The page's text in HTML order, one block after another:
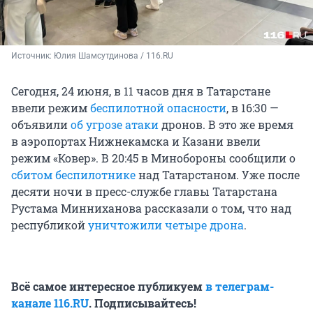
Источник: Юлия Шамсутдинова / 116.RU
Сегодня, 24 июня, в 11 часов дня в Татарстане
ввели режимбеспилотной опасности, в 16:30 —
объявилиоб угрозе атакидронов. В это же время
в аэропортах Нижнекамска и Казани ввели
режим «Ковер». В 20:45 в Минобороны сообщили о
сбитом беспилотникенад Татарстаном. Уже после
десяти ночи в пресс-службе главы Татарстана
Рустама Минниханова рассказали о том, что над
республикойуничтожили четыре дрона.
Всё самое интересное публикуемв телеграм-
канале 116.RU. Подписывайтесь!